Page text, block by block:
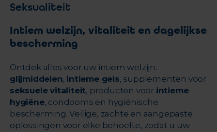
Seksualiteit
Intiem welzijn, vitaliteit en dagelijkse
bescherming
Ontdek alles voor uw intiem welzijn:
glijmiddelen, intieme gels, supplementen voor
seksuele vitaliteit, producten voor intieme
hygiëne, condooms en hygiënische
bescherming. Veilige, zachte en aangepaste
oplossingen voor elke behoefte, zodat u uw